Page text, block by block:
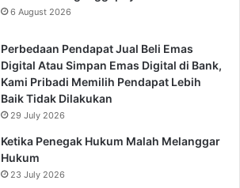
6 August 2026
Perbedaan Pendapat Jual Beli Emas
Digital Atau Simpan Emas Digital di Bank,
Kami Pribadi Memilih Pendapat Lebih
Baik Tidak Dilakukan
29 July 2026
Ketika Penegak Hukum Malah Melanggar
Hukum
23 July 2026